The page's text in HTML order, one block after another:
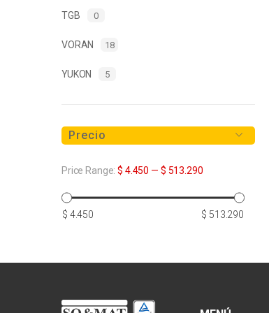
TGB 0
VORAN 18
YUKON 5
Precio
Price Range:$ 4.450 — $ 513.290
$ 4.450 $ 513.290
Precio
Precio